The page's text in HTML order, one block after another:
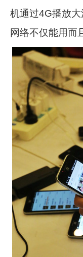
机通过4G播放
网络不仅能用而